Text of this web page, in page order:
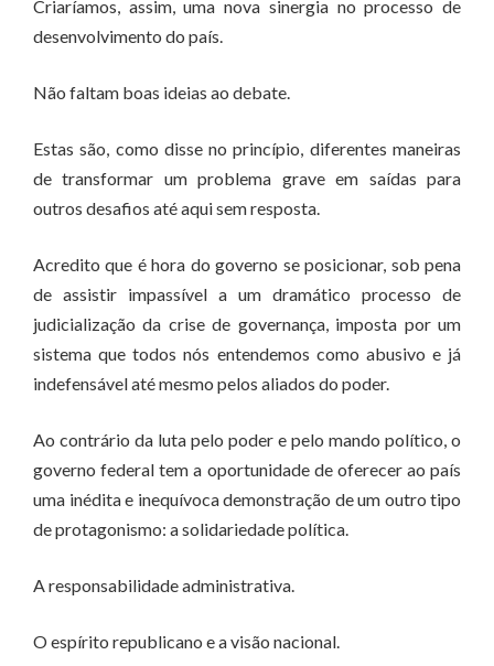
Criaríamos, assim, uma nova sinergia no processo de
desenvolvimento do país.
Não faltam boas ideias ao debate.
Estas são, como disse no princípio, diferentes maneiras
de transformar um problema grave em saídas para
outros desafios até aqui sem resposta.
Acredito que é hora do governo se posicionar, sob pena
de assistir impassível a um dramático processo de
judicialização da crise de governança, imposta por um
sistema que todos nós entendemos como abusivo e já
indefensável até mesmo pelos aliados do poder.
Ao contrário da luta pelo poder e pelo mando político, o
governo federal tem a oportunidade de oferecer ao país
uma inédita e inequívoca demonstração de um outro tipo
de protagonismo: a solidariedade política.
A responsabilidade administrativa.
O espírito republicano e a visão nacional.